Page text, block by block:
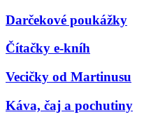
Darčekové poukážky
Čítačky e-kníh
Vecičky od Martinusu
Káva, čaj a pochutiny